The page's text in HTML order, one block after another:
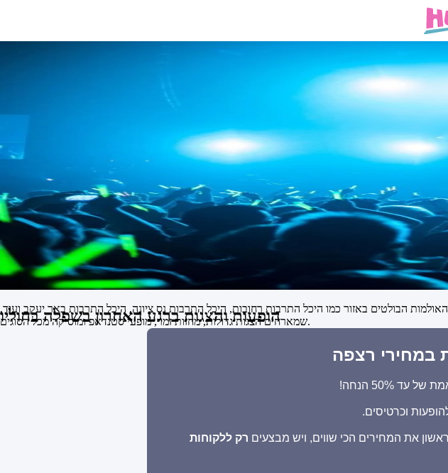
הופעות והצגות ברגע האחרון בשפלה בחוליו
הבולטים באזור כמו היכל התרבות רחובות, היכל התרבות נס ציונה, היכל התרבות באר יעקב ועוד,
שמארחים הצגות גדולות, מחזות זמר, מופעי סטנדאפ ומוסיקה מכל הסוגים.
במחירי רצפה
50% הנחה!
וכרטיסים.
את המחירים הכי שווים, ויש מבצעים רק ללקוחות